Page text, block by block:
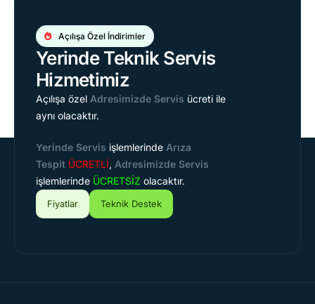
Açılışa Özel İndirimler
Yerinde Teknik Servis
Hizmetimiz
Açılışa özel Adresimizde Servis ücreti ile
aynı olacaktır.
Yerinde Servis işlemlerinde Arıza
Tespit ÜCRETLİ, Adresimizde Servis
işlemlerinde ÜCRETSİZ olacaktır.
Fiyatlar Teknik Destek